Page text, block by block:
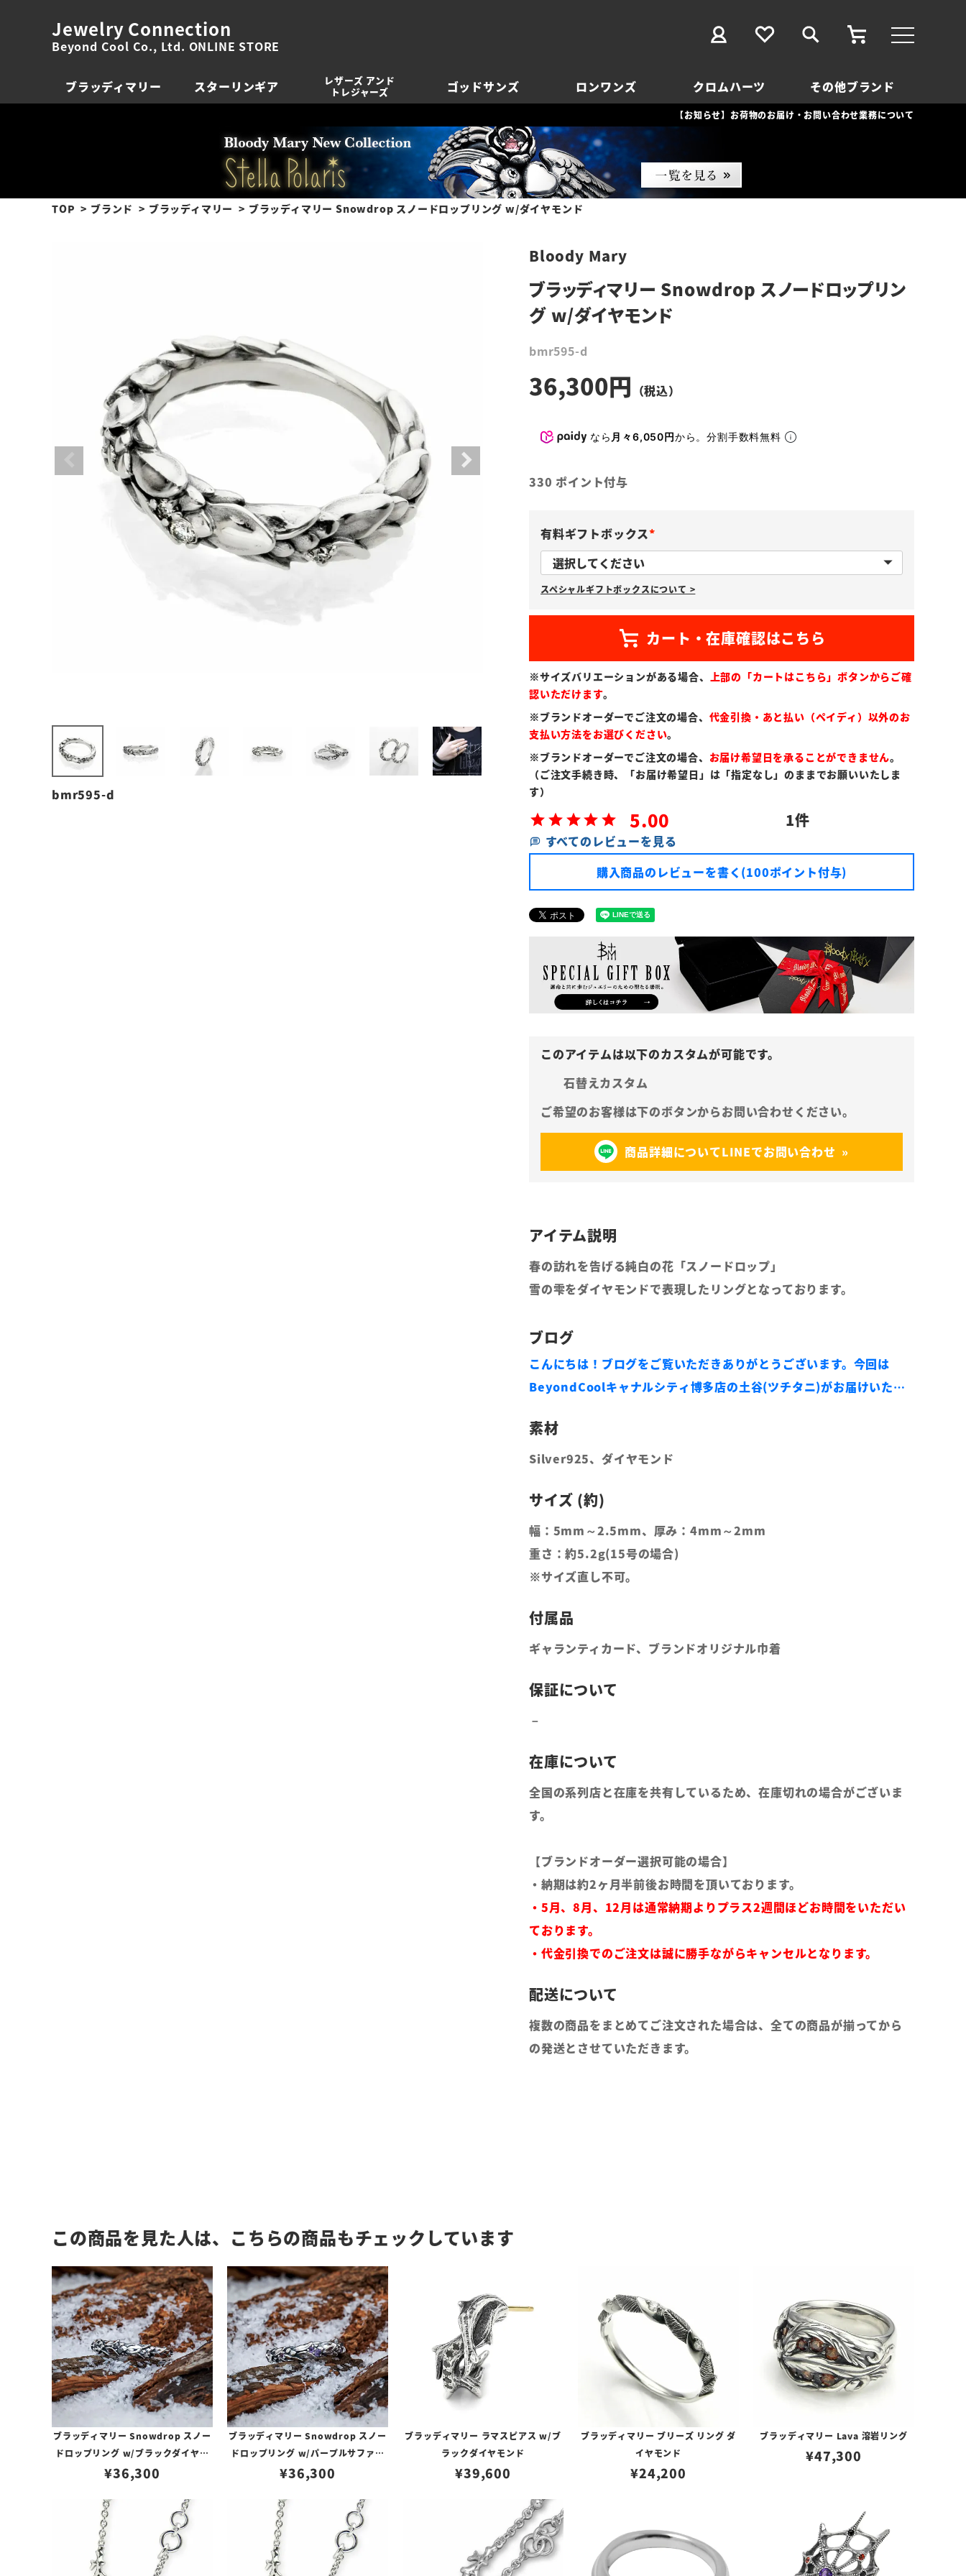
Jewelry Connection
Beyond Cool Co., Ltd. ONLINE STORE
ブラッディマリー スターリンギア
レザーズ アンド
トレジャーズ
ゴッドサンズ ロンワンズ クロムハーツ その他ブランド
【お知らせ】お荷物のお届け・お問い合わせ業務について
TOP ブランド ブラッディマリー ブラッディマリー Snowdrop スノードロップリング w/ダイヤモンド
bmr595-d
Bloody Mary
ブラッディマリー Snowdrop スノードロップリン
グ w/ダイヤモンド
bmr595-d
36,300
なら 月々6,050円から。分割手数料無料
330 ポイント付与
有料ギフトボックス
(
必
スペシャルギフトボックスについて >
※サイズバリエーションがある場合、
上部の「カートはこちら」ボタンからご確
認いただけます。
※ブランドオーダーでご注文の場合、 代金引換・あと払い（ペイディ）以外のお
支払い方法をお選びください。
※ブランドオーダーでご注文の場合、 お届け希望日を承ることができません。
（ご注文手続き時、「お届け希望日」は「指定なし」のままでお願いいたしま
す）
5.00 1
すべてのレビューを見る
購入商品のレビューを書く(100ポイント付与)
石替えカスタム
商品詳細についてLINEでお問い合わせ
春の訪れを告げる純白の花「スノードロップ」
雪の雫をダイヤモンドで表現したリングとなっております。
ブログ
こんにちは！ブログをご覧いただきありがとうございます。今回は
BeyondCoolキャナルシティ博多店の土谷(ツチタニ)がお届けいたし
Silver925、ダイヤモンド
幅：5mm～2.5mm、厚み：4mm～2mm
重さ：約5.2g(15号の場合)
※サイズ直し不可。
ギャランティカード、ブランドオリジナル巾着
全国の系列店と在庫を共有しているため、在庫切れの場合がございま
す。
【ブランドオーダー選択可能の場合】
・納期は約2ヶ月半前後お時間を頂いております。
・5月、8月、12月は通常納期よりプラス2週間ほどお時間をいただい
ております。
・代金引換でのご注文は誠に勝手ながらキャンセルとなります。
複数の商品をまとめてご注文された場合は、全ての商品が揃ってから
の発送とさせていただきます。
この商品を見た人は、こちらの商品もチェックしています
ブラッディマリー Snowdrop スノー
ドロップリング w/ブラックダイヤモ
ンド
¥36,300
ブラッディマリー Snowdrop スノー
ドロップリング w/パープルサファイ
ア
¥36,300
ブラッディマリー ラマスピアス w/ブ
ラックダイヤモンド
¥39,600
ブラッディマリー ブリーズ リング ダ
イヤモンド
¥24,200
ブラッディマリー Lava 溶岩リング
¥47,300